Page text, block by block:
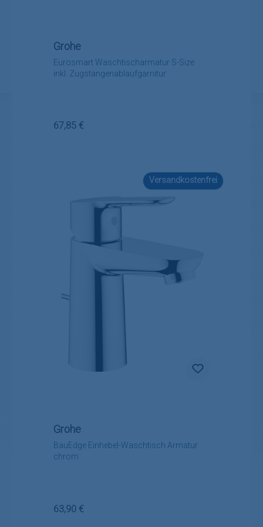
Eurosmart Waschtischarmatur S-Size
inkl. Zugstangenablaufgarnitur
Grohe
Regulärer Preis:
67,85 €
Versandkostenfrei
BauEdge Einhebel-Waschtisch Armatur
chrom
Grohe
Regulärer Preis:
63,90 €